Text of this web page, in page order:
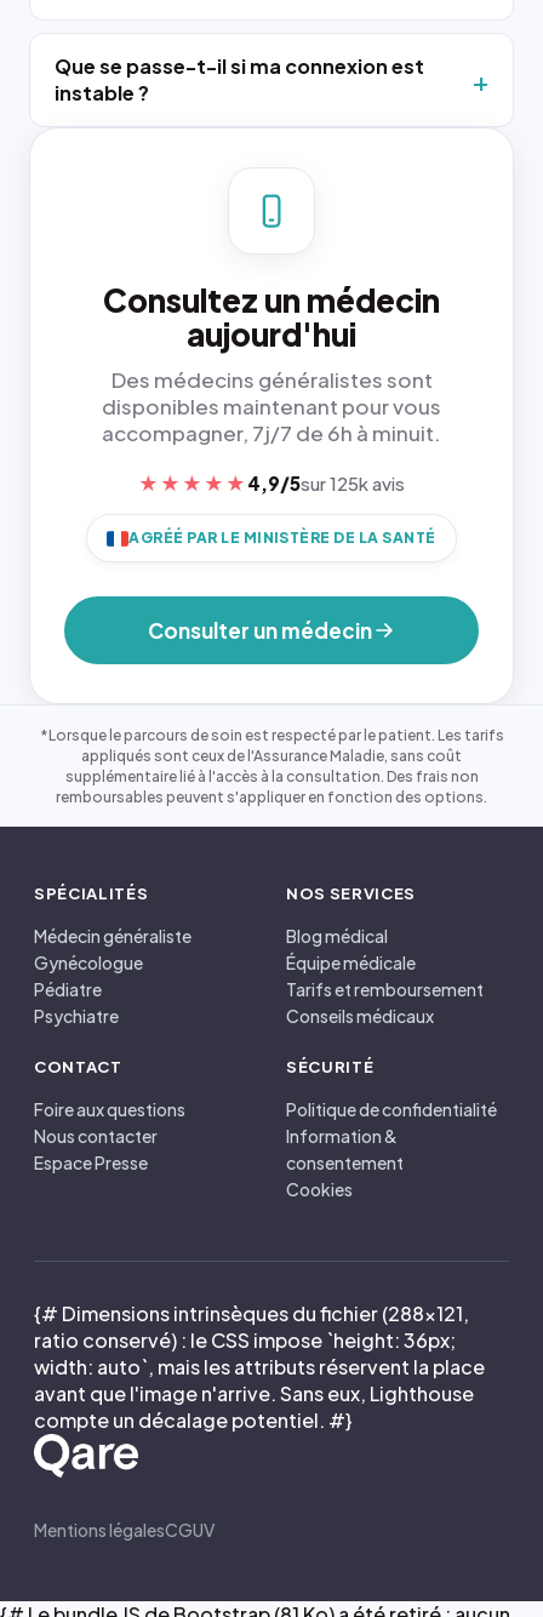
Que se passe-t-il si ma connexion est
instable ?
Consultez un médecin
aujourd'hui
Des médecins généralistes sont
disponibles maintenant pour vous
accompagner, 7j/7 de 6h à minuit.
★★★★★ 4,9/5sur 125k avis
AGRÉÉ PAR LE MINISTÈRE DE LA SANTÉ
Consulter un médecin
*Lorsque le parcours de soin est respecté par le patient. Les tarifs
appliqués sont ceux de l'Assurance Maladie, sans coût
supplémentaire lié à l'accès à la consultation. Des frais non
remboursables peuvent s'appliquer en fonction des options.
SPÉCIALITÉS
Médecin généraliste
Gynécologue
Pédiatre
Psychiatre
NOS SERVICES
Blog médical
Équipe médicale
Tarifs et remboursement
Conseils médicaux
CONTACT
Foire aux questions
Nous contacter
Espace Presse
SÉCURITÉ
Politique de confidentialité
Information &
consentement
Cookies
{# Dimensions intrinsèques du fichier (288×121,
ratio conservé) : le CSS impose `height: 36px;
width: auto`, mais les attributs réservent la place
avant que l'image n'arrive. Sans eux, Lighthouse
compte un décalage potentiel. #}
Mentions légalesCGUV